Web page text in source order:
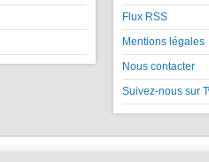
Flux RSS
Mentions légales
Nous contacter
Suivez-nous sur